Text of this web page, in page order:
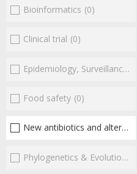
Bioinformatics (0)
Clinical trial (0)
Epidemiology, Surveillance
Food safety (0)
New antibiotics and alternatives
Phylogenetics & Evolution